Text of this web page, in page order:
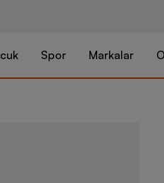
Spor Markalar
Nike Ja 1